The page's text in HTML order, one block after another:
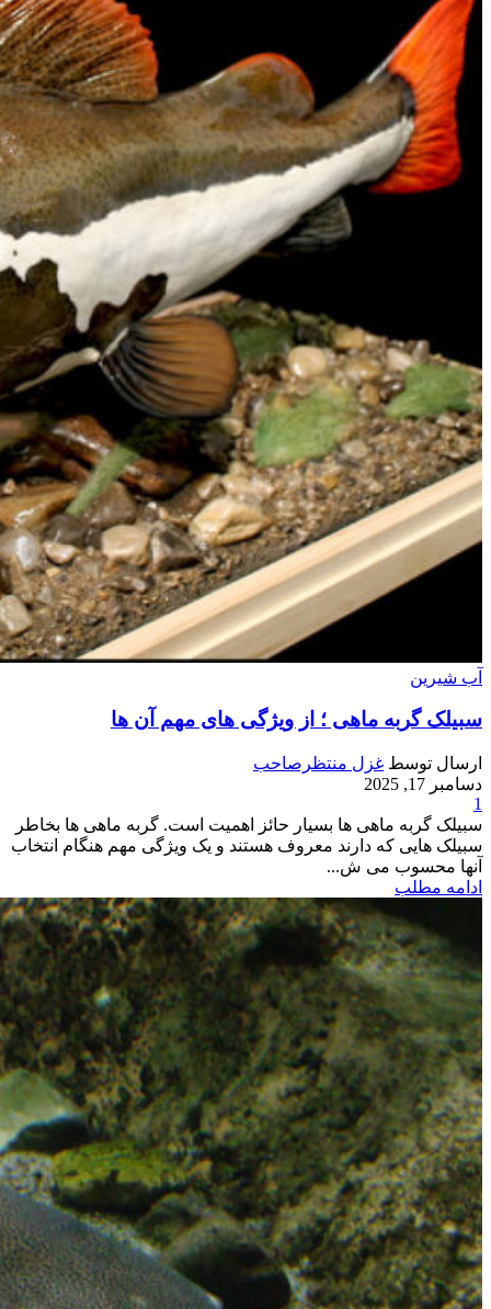
آب شیرین
سبیلک گربه ماهی ؛ از ویژگی های مهم آن ها
ارسال توسط غزل منتظرصاحب
دسامبر 17, 2025
1
سبیلک گربه ماهی ها بسیار حائز اهمیت است. گربه ماهی ها بخاطر
سبیلک هایی که دارند معروف هستند و یک ویژگی مهم هنگام انتخاب
آنها محسوب می ش...
ادامه مطلب